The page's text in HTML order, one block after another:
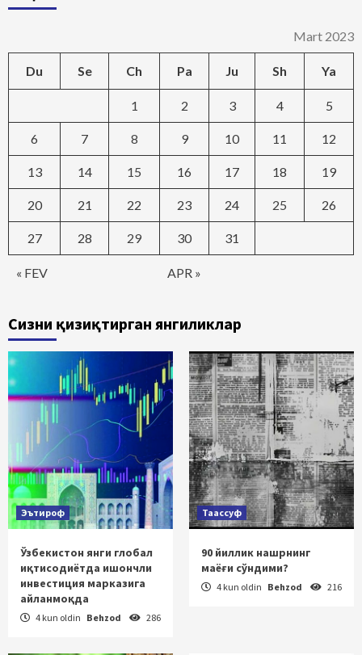
Mart 2023
Du Se Ch Pa Ju Sh Ya
« FEV APR »
1 2 3 4 5
6 7 8 9 10 11 12
13 14 15 16 17 18 19
20 21 22 23 24 25 26
27 28 29 30 31
Сизни қизиқтирган янгиликлар
Эътироф
Ўзбекистон янги глобал
иқтисодиётда ишончли
инвестиция марказига
айланмоқда
4 kun oldin Behzod 286
Таассуф
90 йиллик нашрнинг
маёғи сўндими?
4 kun oldin Behzod 216